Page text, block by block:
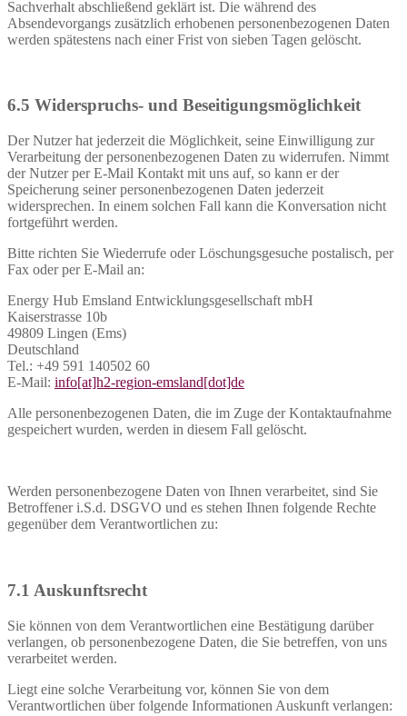
Sachverhalt abschließend geklärt ist. Die während des
Absendevorgangs zusätzlich erhobenen personenbezogenen Daten
werden spätestens nach einer Frist von sieben Tagen gelöscht.
6.5 Widerspruchs- und Beseitigungsmöglichkeit
Der Nutzer hat jederzeit die Möglichkeit, seine Einwilligung zur
Verarbeitung der personenbezogenen Daten zu widerrufen. Nimmt
der Nutzer per E-Mail Kontakt mit uns auf, so kann er der
Speicherung seiner personenbezogenen Daten jederzeit
widersprechen. In einem solchen Fall kann die Konversation nicht
fortgeführt werden.
Bitte richten Sie Wiederrufe oder Löschungsgesuche postalisch, per
Fax oder per E-Mail an:
Energy Hub Emsland Entwicklungsgesellschaft mbH
Kaiserstrasse 10b
49809 Lingen (Ems)
Deutschland
Tel.: +49 591 140502 60
E-Mail: info[at]h2-region-emsland[dot]de
Alle personenbezogenen Daten, die im Zuge der Kontaktaufnahme
gespeichert wurden, werden in diesem Fall gelöscht.
Werden personenbezogene Daten von Ihnen verarbeitet, sind Sie
Betroffener i.S.d. DSGVO und es stehen Ihnen folgende Rechte
gegenüber dem Verantwortlichen zu:
7.1 Auskunftsrecht
Sie können von dem Verantwortlichen eine Bestätigung darüber
verlangen, ob personenbezogene Daten, die Sie betreffen, von uns
verarbeitet werden.
Liegt eine solche Verarbeitung vor, können Sie von dem
Verantwortlichen über folgende Informationen Auskunft verlangen: